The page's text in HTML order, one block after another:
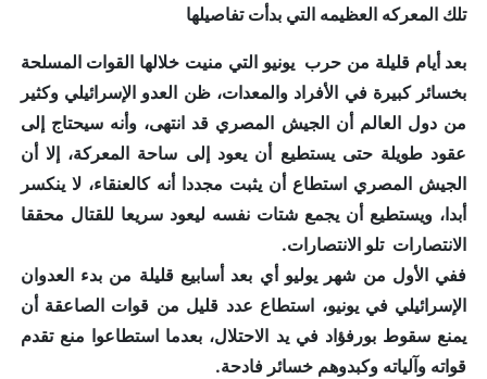
تلك المعركه العظيمه التي بدأت تفاصيلها
بعد أيام قليلة من حرب يونيو التي منيت خلالها القوات المسلحة
بخسائر كبيرة في الأفراد والمعدات، ظن العدو الإسرائيلي وكثير
من دول العالم أن الجيش المصري قد انتهى، وأنه سيحتاج إلى
عقود طويلة حتى يستطيع أن يعود إلى ساحة المعركة، إلا أن
الجيش المصري استطاع أن يثبت مجددا أنه كالعنقاء، لا ينكسر
أبدا، ويستطيع أن يجمع شتات نفسه ليعود سريعا للقتال محققا
الانتصارات تلو الانتصارات.
ففي الأول من شهر يوليو أي بعد أسابيع قليلة من بدء العدوان
الإسرائيلي في يونيو، استطاع عدد قليل من قوات الصاعقة أن
يمنع سقوط بورفؤاد في يد الاحتلال، بعدما استطاعوا منع تقدم
قواته وآلياته وكبدوهم خسائر فادحة.